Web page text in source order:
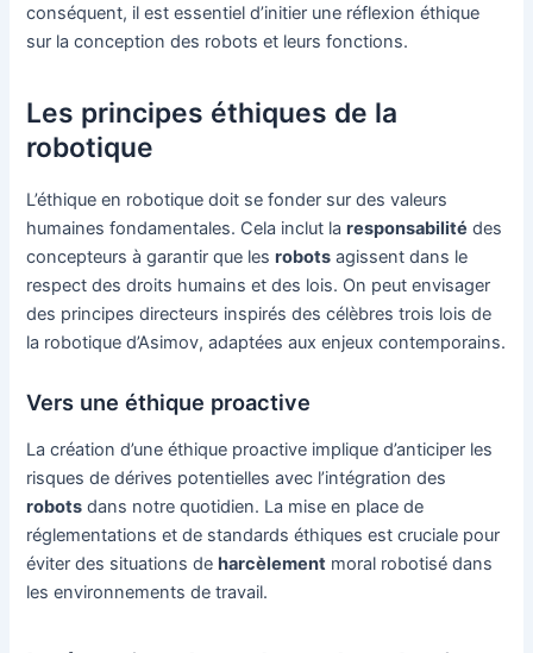
conséquent, il est essentiel d’initier une réflexion éthique
sur la conception des robots et leurs fonctions.
Les principes éthiques de la
robotique
L’éthique en robotique doit se fonder sur des valeurs
humaines fondamentales. Cela inclut laresponsabilité des
concepteurs à garantir que lesrobots agissent dans le
respect des droits humains et des lois. On peut envisager
des principes directeurs inspirés des célèbres trois lois de
la robotique d’Asimov, adaptées aux enjeux contemporains.
Vers une éthique proactive
La création d’une éthique proactive implique d’anticiper les
risques de dérives potentielles avec l’intégration des
robots dans notre quotidien. La mise en place de
réglementations et de standards éthiques est cruciale pour
éviter des situations deharcèlement moral robotisé dans
les environnements de travail.